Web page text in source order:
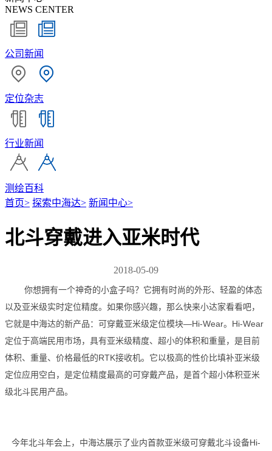
NEWS CENTER
公司新闻
定位杂志
行业新闻
测绘百科
首页> 探索中海达> 新闻中心>
北斗穿戴进入亚米时代
2018-05-09
你想拥有一个神奇的小盒子吗？它拥有时尚的外形、轻盈的体态
以及亚米级实时定位精度。如果你感兴趣，那么快来小达家看看吧，
它就是中海达的新产品：可穿戴亚米级定位模块—Hi-Wear。Hi-Wear
定位于高端民用市场，具有亚米级精度、超小的体积和重量，是目前
体积、重量、价格最低的RTK接收机。它以极高的性价比填补亚米级
定位应用空白，是定位精度最高的可穿戴产品，是首个超小体积亚米
级北斗民用产品。
今年北斗年会上，中海达展示了业内首款亚米级可穿戴北斗设备Hi-